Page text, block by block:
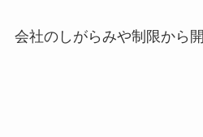
会社のしがらみや制限から